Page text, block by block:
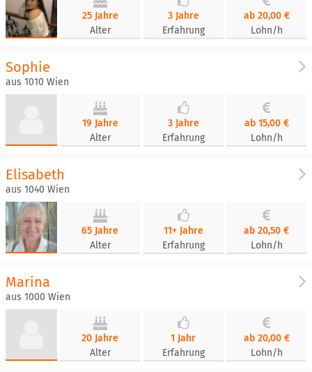
25 Jahre
Alter
3 Jahre
Erfahrung
ab 20,00 €
Lohn/h
Sophie
aus 1010 Wien
19 Jahre
Alter
3 Jahre
Erfahrung
ab 15,00 €
Lohn/h
Elisabeth
aus 1040 Wien
65 Jahre
Alter
11+ Jahre
Erfahrung
ab 20,50 €
Lohn/h
Marina
aus 1000 Wien
20 Jahre
Alter
1 Jahr
Erfahrung
ab 20,00 €
Lohn/h